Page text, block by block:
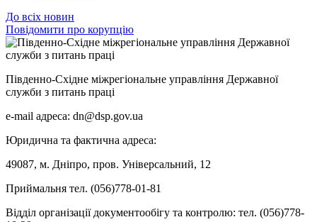
До всіх новин
Повідомити про корупцію
Південно-Східне міжрегіональне управління Державної
служби з питань праці
e-mail адреса: dn@dsp.gov.ua
Юридична та фактична адреса:
49087, м. Дніпро, пров. Універсальний, 12
Приймальня тел. (056)778-01-81
Відділ організації документообігу та контролю: тел. (056)778-